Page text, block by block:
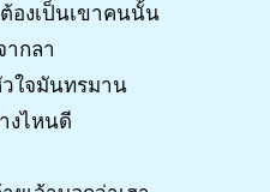
องเป็นเขาคนนั้น
ากลา
ใจมันทรมาน
งไหนดี